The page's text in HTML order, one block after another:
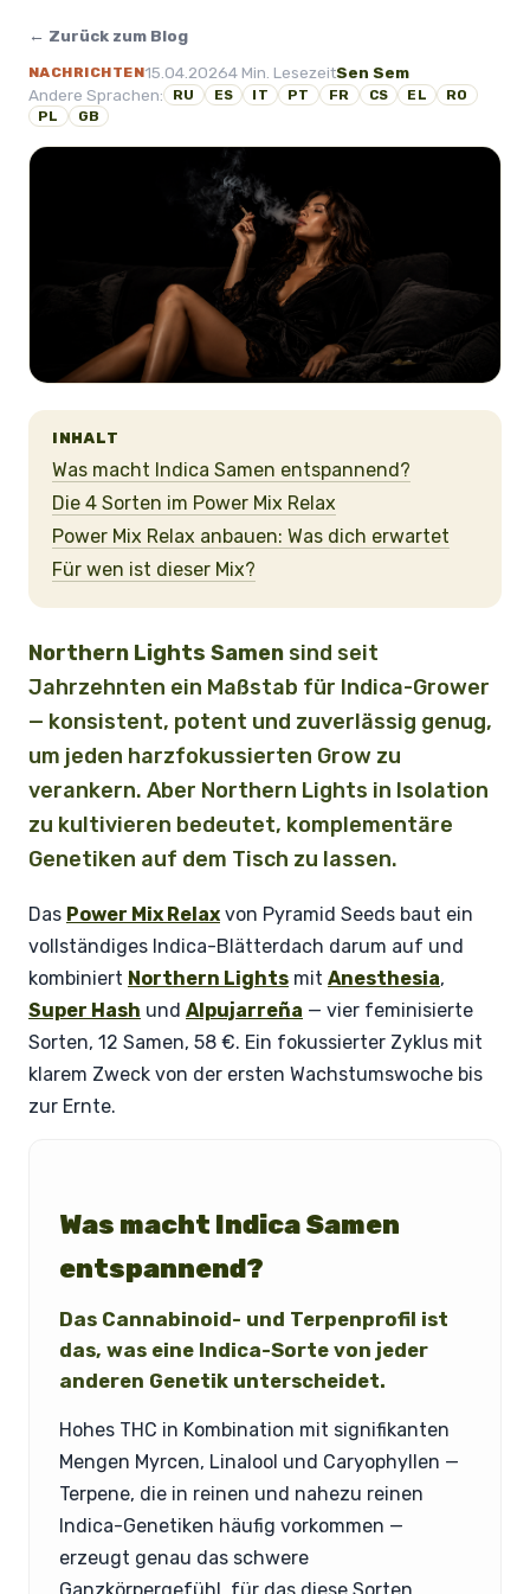
← Zurück zum Blog
NACHRICHTEN15.04.20264 Min. LesezeitSen Sem
Andere Sprachen:
RU ES IT PT FR CS EL
RO
PL
GB
INHALT
Was macht Indica Samen entspannend?
Die 4 Sorten im Power Mix Relax
Power Mix Relax anbauen: Was dich erwartet
Für wen ist dieser Mix?
Northern Lights Samen sind seit
Jahrzehnten ein Maßstab für Indica-Grower
— konsistent, potent und zuverlässig genug,
um jeden harzfokussierten Grow zu
verankern. Aber Northern Lights in Isolation
zu kultivieren bedeutet, komplementäre
Genetiken auf dem Tisch zu lassen.
Das Power Mix Relax von Pyramid Seeds baut ein
vollständiges Indica-Blätterdach darum auf und
kombiniert Northern Lights mit Anesthesia,
Super Hash und Alpujarreña — vier feminisierte
Sorten, 12 Samen, 58 €. Ein fokussierter Zyklus mit
klarem Zweck von der ersten Wachstumswoche bis
zur Ernte.
Was macht Indica Samen
entspannend?
Das Cannabinoid- und Terpenprofil ist
das, was eine Indica-Sorte von jeder
anderen Genetik unterscheidet.
Hohes THC in Kombination mit signifikanten
Mengen Myrcen, Linalool und Caryophyllen —
Terpene, die in reinen und nahezu reinen
Indica-Genetiken häufig vorkommen —
erzeugt genau das schwere
Ganzkörpergefühl, für das diese Sorten